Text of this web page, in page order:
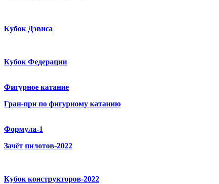
Кубок Дэвиса
Кубок Федерации
Фигурное катание
Гран-при по фигурному катанию
Формула-1
Зачёт пилотов-2022
Кубок конструкторов-2022